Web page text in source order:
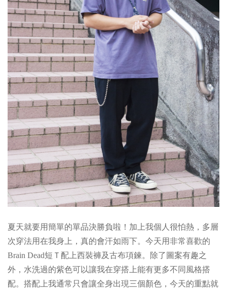
夏天就要用簡單的單品決勝負啦！加上我個人很怕熱，多層
次穿法用在我身上，真的會汗如雨下。今天用非常喜歡的
Brain Dead短Ｔ配上西裝褲及古布項鍊。除了圖案有趣之
外，水洗過的紫色可以讓我在穿搭上能有更多不同風格搭
配。搭配上我通常只會讓全身出現三個顏色，今天的重點就